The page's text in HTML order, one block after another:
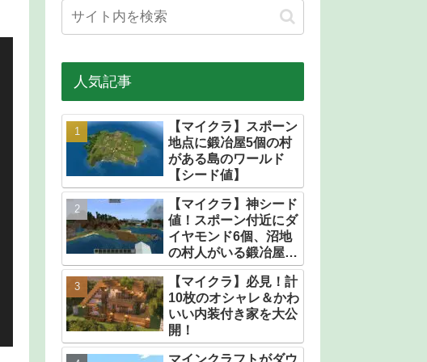
人気記事
【マイクラ】スポーン
地点に鍛冶屋5個の村
がある島のワールド
【シード値】
【マイクラ】神シード
値！スポーン付近にダ
イヤモンド6個、沼地
の村人がいる鍛冶屋だ
らけの村【統合版】
【マイクラ】必見！計
10枚のオシャレ＆かわ
いい内装付き家を大公
開！
マインクラフトがダウ